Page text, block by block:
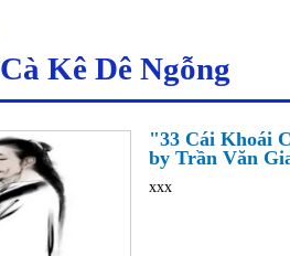
Cà Kê Dê Ngỗng
"33 Cái Khoái
by Trần Văn
xxx